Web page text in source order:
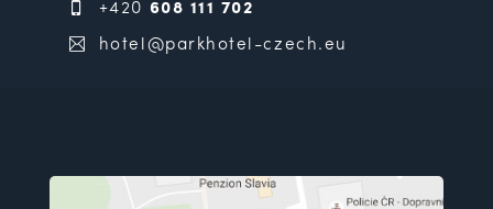
+420 608 111 702
hotel@parkhotel-czech.eu